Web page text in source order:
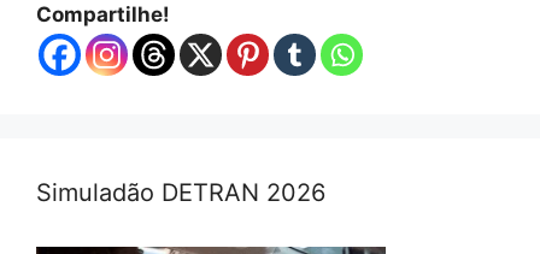
Compartilhe!
Simuladão DETRAN 2026